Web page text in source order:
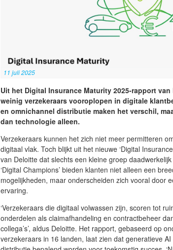
11 juli 2025
Uit het Digital Insurance Maturity 2025-rapport
weinig verzekeraars vooroplopen in digitale
en omnichannel distributie maken het verschil,
dan technologie alleen.
Verzekeraars kunnen het zich niet meer permitteren
digitaal vlak. Toch blijkt uit het nieuwe ‘Digital
van Deloitte dat slechts een kleine groep
‘Digital Champions’ bieden klanten niet alleen een
mogelijkheden, maar onderscheiden zich vooral door
ervaring.
‘Verzekeraars die digitaal volwassen zijn, scoren tot
onderdelen als claimafhandeling en contractbeheer
collega’s’, aldus Deloitte. Het rapport, gebaseerd op
verzekeraars in 16 landen, laat zien dat generatieve